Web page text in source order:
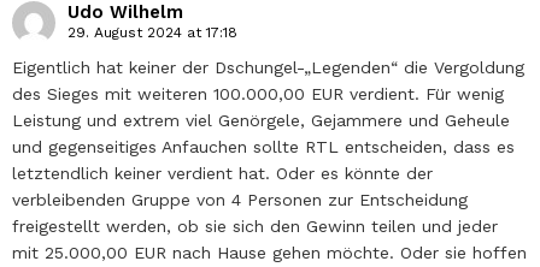
Udo Wilhelm
29. August 2024 at 17:18
Eigentlich hat keiner der Dschungel-„Legenden“ die Vergoldung
des Sieges mit weiteren 100.000,00 EUR verdient. Für wenig
Leistung und extrem viel Genörgele, Gejammere und Geheule
und gegenseitiges Anfauchen sollte RTL entscheiden, dass es
letztendlich keiner verdient hat. Oder es könnte der
verbleibenden Gruppe von 4 Personen zur Entscheidung
freigestellt werden, ob sie sich den Gewinn teilen und jeder
mit 25.000,00 EUR nach Hause gehen möchte. Oder sie hoffen